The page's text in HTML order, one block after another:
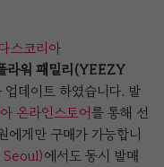
스코리아
라워 패밀리(YEEZY
데이트 하였습니다. 발
온라인스토어를 통해 선
게만 구매가 가능합니
에서도 동시 발매